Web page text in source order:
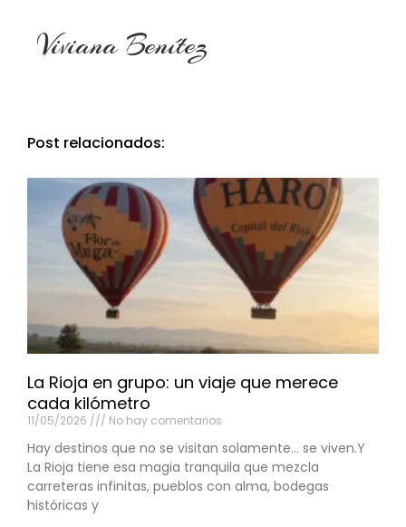
Viviana Benítez
Post relacionados:
La Rioja en grupo: un viaje que merece
cada kilómetro
11/05/2026 No hay comentarios
Hay destinos que no se visitan solamente… se viven.Y
La Rioja tiene esa magia tranquila que mezcla
carreteras infinitas, pueblos con alma, bodegas
históricas y